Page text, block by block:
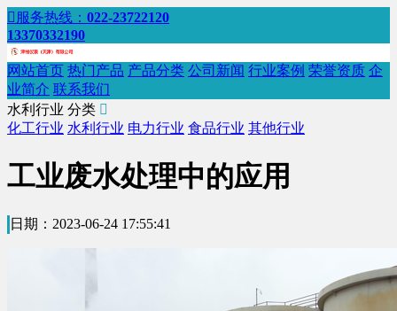
 服务热线： 022-23722120
13370332190
网站首页 热门产品 产品分类 公司新闻 行业案例 荣誉资质 企
业简介 联系我们
水利行业 分类 
化工行业 水利行业 电力行业 食品行业 其他行业
工业废水处理中的应用
日期：2023-06-24 17:55:41